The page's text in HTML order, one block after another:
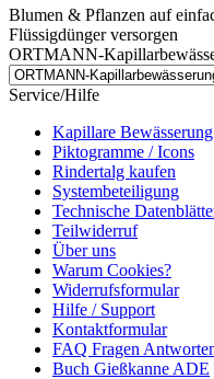
Blumen & Pflanzen auf
Flüssigdünger versorgen
ORTMANN-
Service/Hilfe
Kapillare Bewässerung
Piktogramme / Icons
Rindertalg kaufen
Systembeteiligung
Technische
Teilwiderruf
Über uns
Warum Cookies?
Widerrufsformular
Hilfe / Support
Kontaktformular
FAQ Fragen
Buch Gießkanne ADE